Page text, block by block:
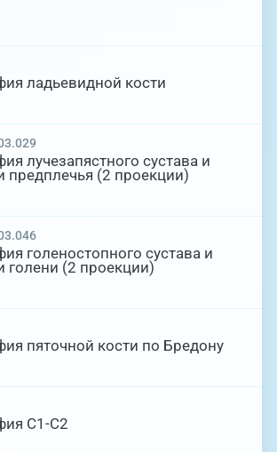
ладьевидной кости
лучезапястного сустава и
предплечья (2 проекции)
голеностопного сустава и
голени (2 проекции)
пяточной кости по Бредону
С1-С2